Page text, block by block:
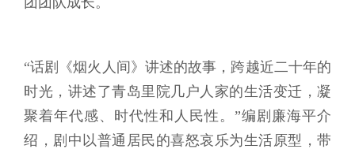
“话剧《烟火人间》讲述的故事，跨越近二十年的
时光，讲述了青岛里院几户人家的生活变迁，凝
聚着年代感、时代性和人民性。”编剧廉海平介
绍，剧中以普通居民的喜怒哀乐为生活原型，带